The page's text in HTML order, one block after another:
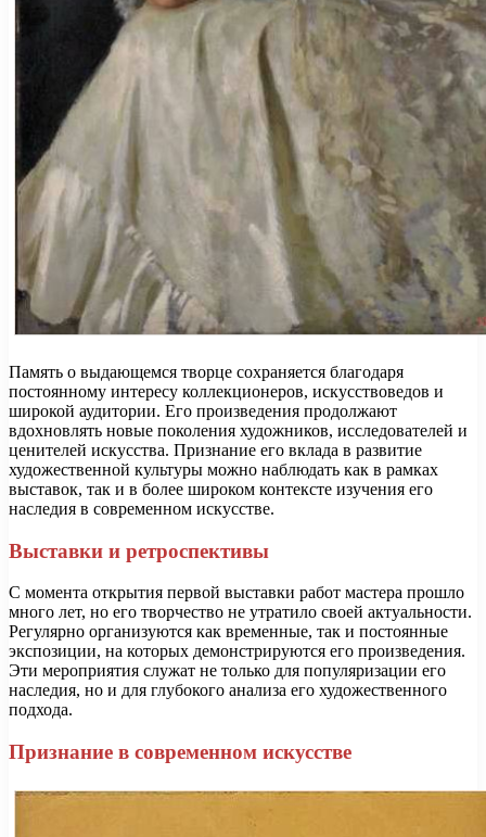
Память о выдающемся творце сохраняется благодаря
постоянному интересу коллекционеров, искусствоведов и
широкой аудитории. Его произведения продолжают
вдохновлять новые поколения художников, исследователей и
ценителей искусства. Признание его вклада в развитие
художественной культуры можно наблюдать как в рамках
выставок, так и в более широком контексте изучения его
наследия в современном искусстве.
Выставки и ретроспективы
С момента открытия первой выставки работ мастера прошло
много лет, но его творчество не утратило своей актуальности.
Регулярно организуются как временные, так и постоянные
экспозиции, на которых демонстрируются его произведения.
Эти мероприятия служат не только для популяризации его
наследия, но и для глубокого анализа его художественного
подхода.
Признание в современном искусстве